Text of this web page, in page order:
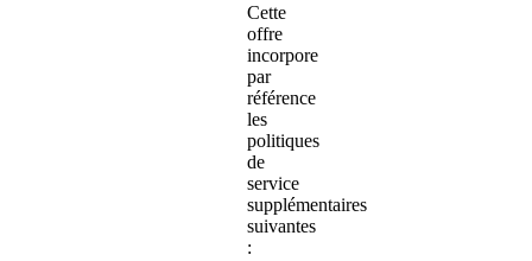
Cette
offre
incorpore
par
référence
les
politiques
de
service
supplémentaires
suivantes
: